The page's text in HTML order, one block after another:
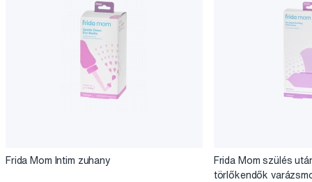
Frida Mom Intim zuhany
Frida Mom szülés
törlőkendők